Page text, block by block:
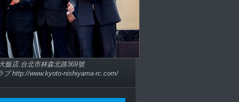
飯店.台北市林森北路369號
ブ http://www.kyoto-nishiyama-rc.com/